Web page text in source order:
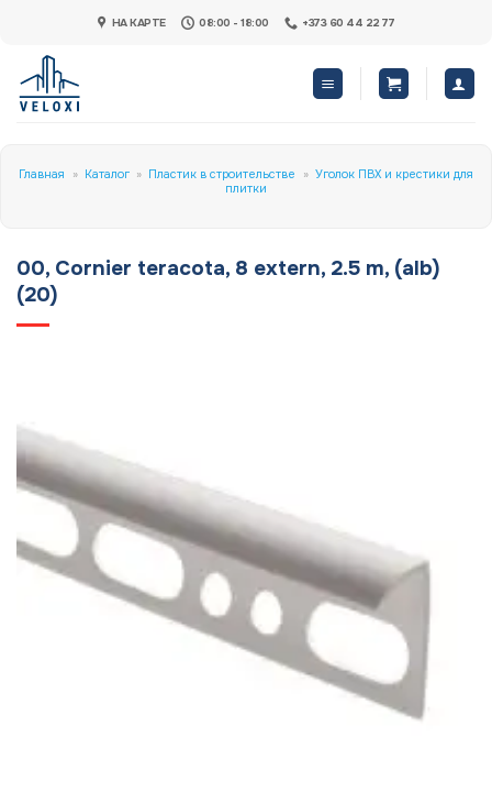
content
НА КАРТЕ 08:00 - 18:00 +373 60 44 22 77
Главная » Каталог » Пластик в строительстве » Уголок ПВХ и крестики для
плитки
00, Cornier teracota, 8 extern, 2.5 m, (alb)
(20)